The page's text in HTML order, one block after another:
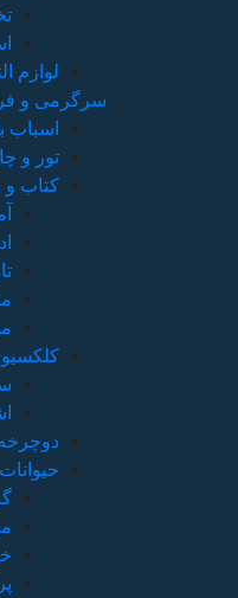
لوازم
سرگرمی و
اسباب‌
تور و
کتاب و
حیوانات